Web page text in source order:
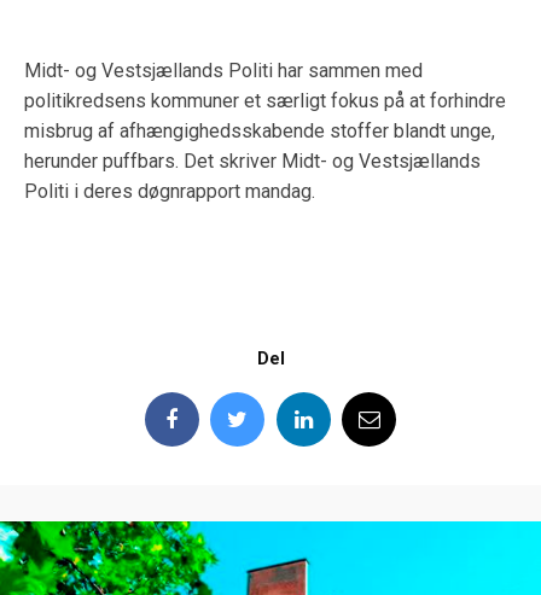
Midt- og Vestsjællands Politi har sammen med
politikredsens kommuner et særligt fokus på at forhindre
misbrug af afhængighedsskabende stoffer blandt unge,
herunder puffbars. Det skriver Midt- og Vestsjællands
Politi i deres døgnrapport mandag.
Del